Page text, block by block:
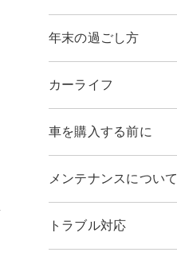
年末の過ごし方
カーライフ
車を購入する前に
メンテナンスについて
トラブル対応